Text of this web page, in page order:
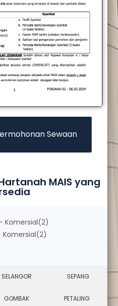
Sewaan
MAIS yang
Komersial(2)
Komersial(2)
SEPANG
GOMBAK PETALING